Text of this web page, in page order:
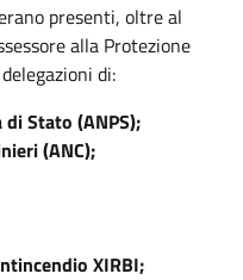
presenti, oltre al
alla Protezione
di:
Stato (ANPS);
(ANC);
XIRBI;